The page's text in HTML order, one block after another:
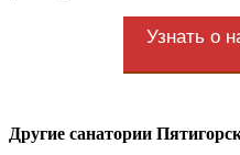
Узнать о
Другие санатории